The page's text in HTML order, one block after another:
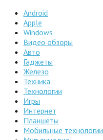
Android
Apple
Windows
Видео обзоры
Авто
Гаджеты
Железо
Техника
Технологии
Игры
Интернет
Планшеты
Мобильные технологии